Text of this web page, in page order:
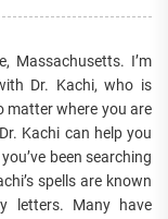
Massachusetts. I’m
Dr. Kachi, who is
matter where you are
Kachi can help you
been searching
spells are known
letters. Many have